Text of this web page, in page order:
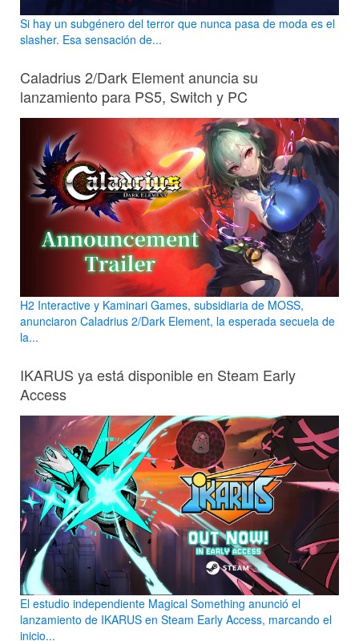
Si hay un subgénero del terror que nunca pasa de moda es el
slasher. Esa sensación de...
Caladrius 2/Dark Element anuncia su
lanzamiento para PS5, Switch y PC
H2 Interactive y Kaminari Games, subsidiaria de MOSS,
anunciaron Caladrius 2/Dark Element, la esperada secuela de
la...
IKARUS ya está disponible en Steam Early
Access
El estudio independiente Magical Something anunció el
lanzamiento de IKARUS en Steam Early Access, marcando el
inicio...